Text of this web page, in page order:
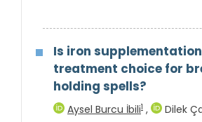
Is iron
treatment choice for
holding spells?
Aysel Burcu İbili1 , Dilek